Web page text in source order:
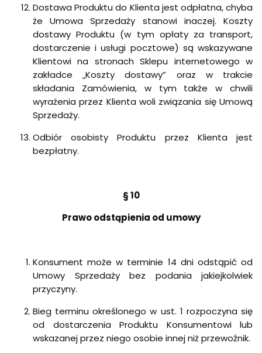
Dostawa Produktu do Klienta jest odpłatna, chyba
że Umowa Sprzedaży stanowi inaczej. Koszty
dostawy Produktu (w tym opłaty za transport,
dostarczenie i usługi pocztowe) są wskazywane
Klientowi na stronach Sklepu internetowego w
zakładce „Koszty dostawy” oraz w trakcie
składania Zamówienia, w tym także w chwili
wyrażenia przez Klienta woli związania się Umową
Sprzedaży.
Odbiór osobisty Produktu przez Klienta jest
bezpłatny.
§ 10
Prawo odstąpienia od umowy
Konsument może w terminie 14 dni odstąpić od
Umowy Sprzedaży bez podania jakiejkolwiek
przyczyny.
Bieg terminu określonego w ust. 1 rozpoczyna się
od dostarczenia Produktu Konsumentowi lub
wskazanej przez niego osobie innej niż przewoźnik.